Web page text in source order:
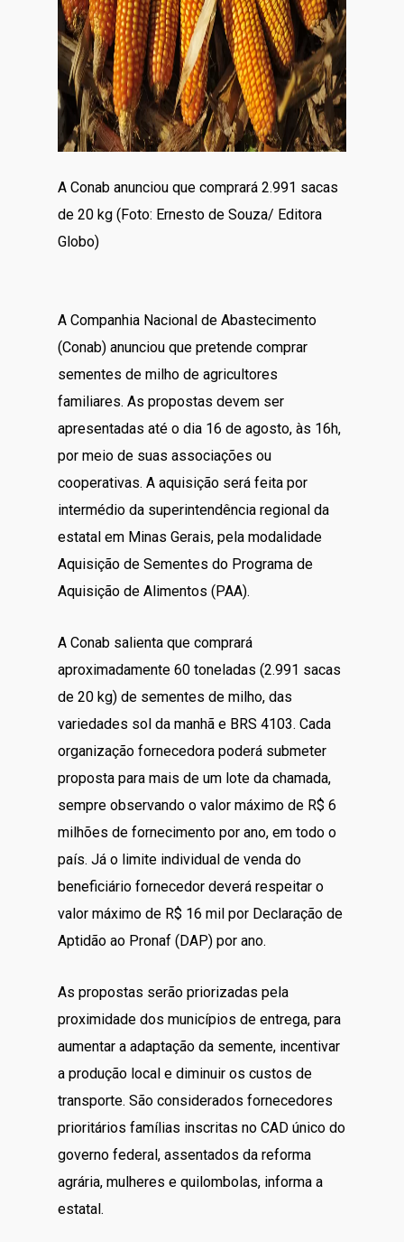
A Conab anunciou que comprará 2.991 sacas
de 20 kg (Foto: Ernesto de Souza/ Editora
Globo)
A Companhia Nacional de Abastecimento
(Conab) anunciou que pretende comprar
sementes de milho de agricultores
familiares. As propostas devem ser
apresentadas até o dia 16 de agosto, às 16h,
por meio de suas associações ou
cooperativas. A aquisição será feita por
intermédio da superintendência regional da
estatal em Minas Gerais, pela modalidade
Aquisição de Sementes do Programa de
Aquisição de Alimentos (PAA).
A Conab salienta que comprará
aproximadamente 60 toneladas (2.991 sacas
de 20 kg) de sementes de milho, das
variedades sol da manhã e BRS 4103. Cada
organização fornecedora poderá submeter
proposta para mais de um lote da chamada,
sempre observando o valor máximo de R$ 6
milhões de fornecimento por ano, em todo o
país. Já o limite individual de venda do
beneficiário fornecedor deverá respeitar o
valor máximo de R$ 16 mil por Declaração de
Aptidão ao Pronaf (DAP) por ano.
As propostas serão priorizadas pela
proximidade dos municípios de entrega, para
aumentar a adaptação da semente, incentivar
a produção local e diminuir os custos de
transporte. São considerados fornecedores
prioritários famílias inscritas no CAD único do
governo federal, assentados da reforma
agrária, mulheres e quilombolas, informa a
estatal.